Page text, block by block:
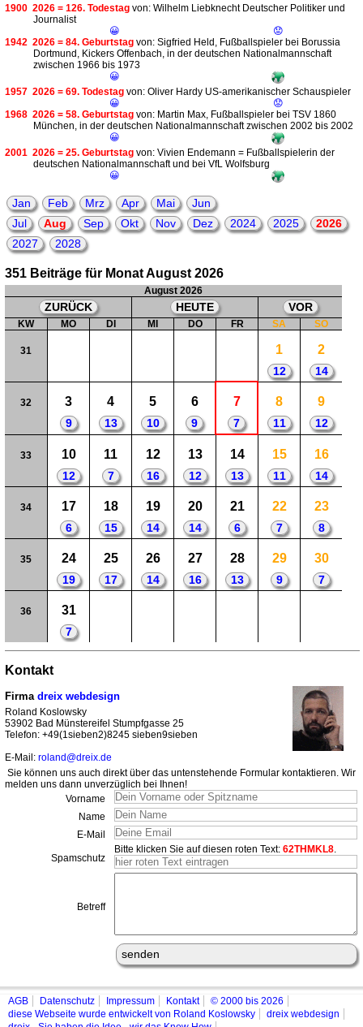
1900 2026 = 126. Todestag von: Wilhelm Liebknecht Deutscher Politiker und
Journalist
😀
😟
1942 2026 = 84. Geburtstag von: Sigfried Held, Fußballspieler bei Borussia
Dortmund, Kickers Offenbach, in der deutschen Nationalmannschaft
zwischen 1966 bis 1973
😀
1957 2026 = 69. Todestag von: Oliver Hardy US-amerikanischer Schauspieler
😀
😟
1968 2026 = 58. Geburtstag von: Martin Max, Fußballspieler bei TSV 1860
München, in der deutschen Nationalmannschaft zwischen 2002 bis 2002
😀
2001 2026 = 25. Geburtstag von: Vivien Endemann = Fußballspielerin der
deutschen Nationalmannschaft und bei VfL Wolfsburg
😀
Jan Feb Mrz Apr Mai
Jun
Jul
Aug Sep Okt Nov Dez 2024 2025
2026
2027
2028
351 Beiträge für Monat August 2026
August 2026
ZURÜCK HEUTE VOR
KW MO DI MI DO FR SA SO
31 1
12
2
14
32 3
9
4
13
5
10
6
9
7
7
8
11
9
12
33 10
12
11
7
12
16
13
12
14
13
15
11
16
14
34 17
6
18
15
19
14
20
14
21
6
22
7
23
8
35 24
19
25
17
26
14
27
16
28
13
29
9
30
7
36 31
7
Kontakt
Firma dreix webdesign
Roland Koslowsky
53902 Bad Münstereifel Stumpfgasse 25
Telefon: +49(1sieben2)8245 sieben9sieben
E-Mail: roland@dreix.de
Sie können uns auch direkt über das untenstehende Formular kontaktieren. Wir
melden uns dann unverzüglich bei Ihnen!
Vorname
Name
E-Mail
Spamschutz
Bitte klicken Sie auf diesen roten Text: 62THMKL8.
Betreff
AGB Datenschutz Impressum Kontakt
© 2000 bis 2026
diese Webseite wurde entwickelt von Roland Koslowsky
dreix webdesign